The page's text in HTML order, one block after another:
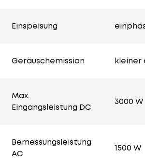
Einspeisung
Geräuschemission kleiner
Max.
Eingangsleistung DC
3000 W
Bemessungsleistung
AC
1500 W